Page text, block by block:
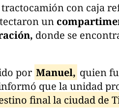
con caja
un
donde se
por Manuel, quien
que la unidad
final la ciudad de